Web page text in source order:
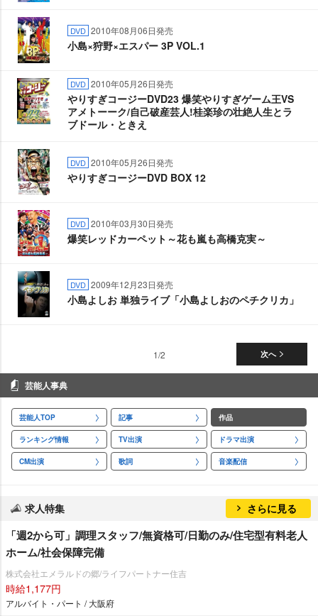
DVD 2010年08月06日発売
小島×狩野×エスパー 3P VOL.1
DVD 2010年05月26日発売
りすぎコージーDVD23 爆笑やりすぎゲーム王VS
アメトーーク/自己破産芸人!桂楽珍の壮絶人生とラ
ブドール・ときえ
DVD 2010年05月26日発売
りすぎコージーDVD BOX 12
DVD 2010年03月30日発売
爆笑レッドカーペット～花も嵐も高橋克実～
DVD 2009年12月23日発売
小島よしお 単独ライブ「小島よしおのペチクリカ」
次へ
1/2
芸能人事典
芸能人TOP 記事 作品
ランキング情報 TV出演 ドラマ出演
CM出演 歌詞 音楽配信
求人特集 さらに見る
「週2から可」調理スタッフ/無資格可/日勤のみ/住宅型有料老人
ホーム/社会保障完備
株式会社エメラルドの郷/ライフパートナー住吉
時給1,177円
アルバイト・パート / 大阪府